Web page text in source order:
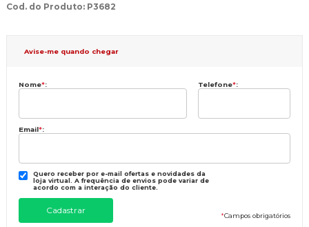
Cod. do Produto: P3682
Avise-me quando chegar
Nome*: Telefone*:
Email*:
Quero receber por e-mail ofertas e novidades da
loja virtual. A frequência de envios pode variar de
acordo com a interação do cliente.
*Campos obrigatórios